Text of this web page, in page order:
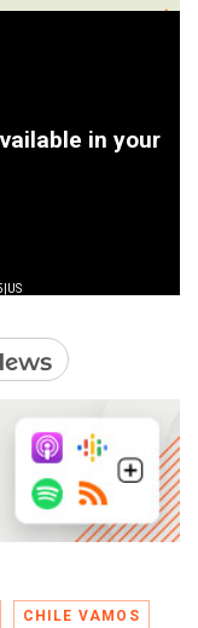
CHILE VAMOS